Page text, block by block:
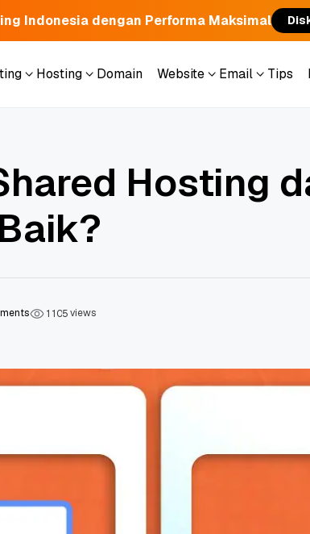
Indonesia dengan Performa Maksimal
Hosting
Domain
Website
Email
Tips
Hosting
1 105views